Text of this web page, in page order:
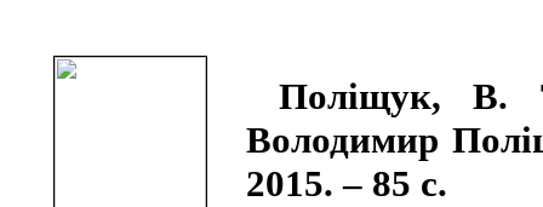
Поліщук, В.
Володимир
2015. – 85 с.